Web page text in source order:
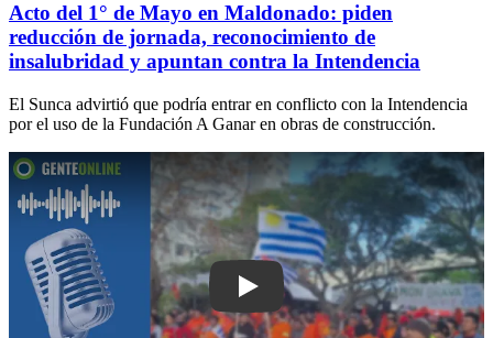
Acto del 1° de Mayo en Maldonado: piden
reducción de jornada, reconocimiento de
insalubridad y apuntan contra la Intendencia
El Sunca advirtió que podría entrar en conflicto con la Intendencia
por el uso de la Fundación A Ganar en obras de construcción.
Play: Paro de Sunca en Maldonado: